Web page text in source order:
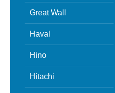
Great Wall
Haval
Hino
Hitachi